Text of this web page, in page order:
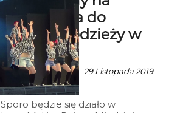
wydarzenia do
Pałacu Młodzieży w
Koszalinie
Ekoszalin z mat. inf. - 29 Listopada 2019
godz. 13:22
Sporo będzie się działo w